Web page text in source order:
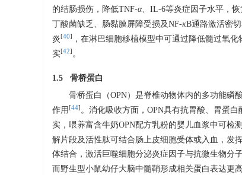
的结肠损伤，降低TNF-α、IL-6等炎症因子水平，恢
丁酸菌缺乏、肠黏膜屏障受损及NF-κB通路激活密
炎[40] ，在淋巴细胞移植模型中可通过降低髓过氧化
实[42] 。
1.5 骨桥蛋白
骨桥蛋白（OPN）是脊椎动物体内的多功能磷
作用 [44] 。消化吸收方面，OPN具有抗胃酸、胃蛋
实，喂养富含牛奶OPN配方乳粉的婴儿血浆中可检
解片段及活性肽可结合肠上皮细胞受体或入血，发
体结合，激活巨噬细胞分泌炎症因子与抗微生物分
而野生型小鼠幼仔大脑中髓鞘形成相关蛋白表达更